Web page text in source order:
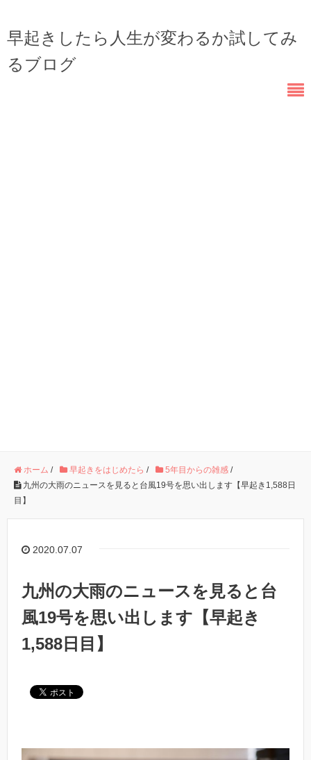
早起きしたら人生が変わるか試してみ
るブログ
ホーム / 早起きをはじめたら / 5年目からの雑感 /
九州の大雨のニュースを見ると台風19号を思い出します【早起き1,588日
目】
2020.07.07
九州の大雨のニュースを見ると台
風19号を思い出します【早起き
1,588日目】